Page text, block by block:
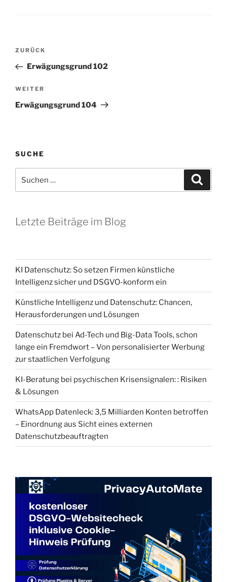
Beitragsnavigation
Vorheriger
Beitrag
ZURÜCK
Erwägungsgrund 102
Nächster
Beitrag
WEITER
Erwägungsgrund 104
SUCHE
nach:
Letzte Beiträge im Blog
KI Datenschutz: So setzen Firmen künstliche
Intelligenz sicher und DSGVO-konform ein
Künstliche Intelligenz und Datenschutz: Chancen,
Herausforderungen und Lösungen
Datenschutz bei Ad-Tech und Big-Data Tools, schon
lange ein Fremdwort – Von personalisierter Werbung
zur staatlichen Verfolgung
KI-Beratung bei psychischen Krisensignalen: : Risiken
& Lösungen
WhatsApp Datenleck: 3,5 Milliarden Konten betroffen
– Einordnung aus Sicht eines externen
Datenschutzbeauftragten